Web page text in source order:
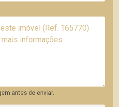
antes de enviar.